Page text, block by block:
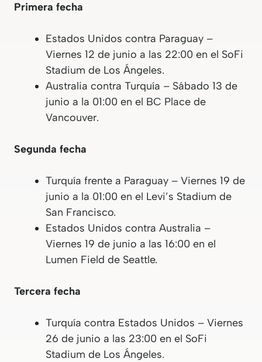
Primera fecha
Estados Unidos contra Paraguay –
Viernes 12 de junio a las 22:00 en el SoFi
Stadium de Los Ángeles.
Australia contra Turquía – Sábado 13 de
junio a la 01:00 en el BC Place de
Vancouver.
Segunda fecha
Turquía frente a Paraguay – Viernes 19 de
junio a la 01:00 en el Levi’s Stadium de
San Francisco.
Estados Unidos contra Australia –
Viernes 19 de junio a las 16:00 en el
Lumen Field de Seattle.
Tercera fecha
Turquía contra Estados Unidos – Viernes
26 de junio a las 23:00 en el SoFi
Stadium de Los Ángeles.